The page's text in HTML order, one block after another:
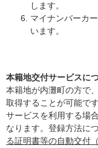
します。
マイナンバーカ
います。
本籍地交付サービスに
本籍地が内灘町の方で
取得することが可能です
サービスを利用する場
なります。登録方法につ
る証明書等の自動交付